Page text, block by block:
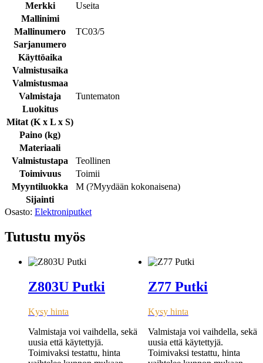
Merkki
Useita
Mallinimi
Mallinumero
TC03/5
Sarjanumero
Käyttöaika
Valmistusaika
Valmistusmaa
Valmistaja
Tuntematon
Luokitus
Mitat (K x L x S)
Paino (kg)
Materiaali
Valmistustapa
Teollinen
Toimivuus
Toimii
Myyntiluokka
M (?Myydään kokonaisena)
Sijainti
Osasto: Elektroniputket
Tutustu myös
Z803U Putki
Kysy hinta
Valmistaja voi vaihdella, sekä
uusia että käytettyjä.
Toimivaksi testattu, hinta
Z77 Putki
Kysy hinta
Valmistaja voi vaihdella, sekä
uusia että käytettyjä.
Toimivaksi testattu, hinta